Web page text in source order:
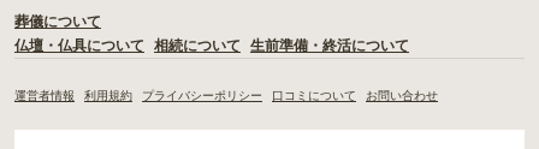
葬儀について
仏壇・仏具について
相続について 生前準備・終活について
運営者情報 利用規約 プライバシーポリシー 口コミについて お問い合わせ